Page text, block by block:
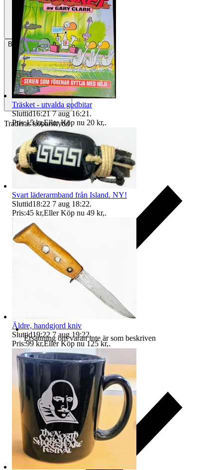
BetalningVia Tradera
Traderas köparskydd
Ersättning om varan inte är som beskriven
Träsket - utvalda godbitar
Sluttid16:21 7 aug 16:21 .
Pris:15 kr,Eller Köp nu 20 kr,.
Svart läderarmband från Island. NY!
Sluttid18:22 7 aug 18:22.
Pris:45 kr,Eller Köp nu 49 kr,.
Äldre, handgjord kniv
Sluttid19:22 7 aug 19:22.
Pris:99 kr,Eller Köp nu 125 kr,.